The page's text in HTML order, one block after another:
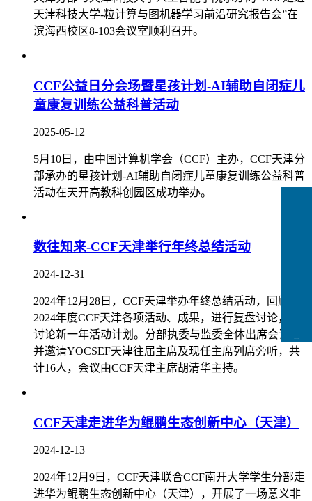
天津科技大学-粒计算与图机器学习前沿研究报告会”在
滨海西校区8-103会议室顺利召开。
CCF公益日分会场暨星孩计划-AI辅助自闭症儿
童康复训练公益科普活动
2025-05-12
5月10日，由中国计算机学会（CCF）主办，CCF天津分
部承办的星孩计划-AI辅助自闭症儿童康复训练公益科普
活动在天开高教科创园区成功举办。
数往知来-CCF天津举行年终总结活动
2024-12-31
2024年12月28日，CCF天津举办年终总结活动，回顾
2024年度CCF天津各项活动、成果，进行复盘讨论，并
讨论新一年活动计划。分部执委与监委全体出席会议，
并邀请YOCSEF天津往届主席及现任主席列席旁听，共
计16人，会议由CCF天津主席胡清华主持。
CCF天津走进华为鲲鹏生态创新中心（天津）
2024-12-13
2024年12月9日，CCF天津联合CCF南开大学学生分部走
进华为鲲鹏生态创新中心（天津），开展了一场意义非